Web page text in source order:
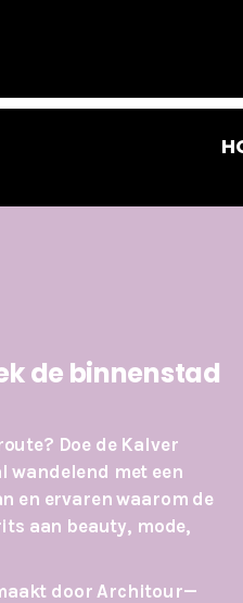
de binnenstad
Doe de Kalver
wandelend met een
en ervaren waarom de
aan beauty, mode,
door Architour—